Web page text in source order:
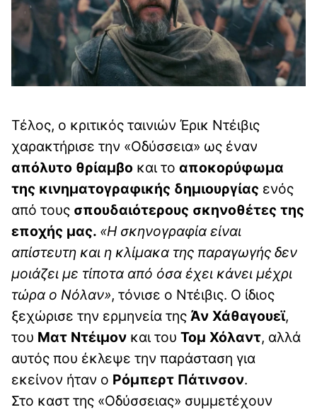
Τέλος, ο κριτικός ταινιών Έρικ Ντέιβις
χαρακτήρισε την «Οδύσσεια» ως έναν
απόλυτο θρίαμβο και το αποκορύφωμα
της κινηματογραφικής δημιουργίας ενός
από τους σπουδαιότερους σκηνοθέτες της
εποχής μας. «Η σκηνογραφία είναι
απίστευτη και η κλίμακα της παραγωγής δεν
μοιάζει με τίποτα από όσα έχει κάνει μέχρι
τώρα ο Νόλαν», τόνισε ο Ντέιβις. Ο ίδιος
ξεχώρισε την ερμηνεία της Άν Χάθαγουεϊ,
του Ματ Ντέιμον και του Τομ Χόλαντ, αλλά
αυτός που έκλεψε την παράσταση για
εκείνον ήταν ο Ρόμπερτ Πάτινσον.
Στο καστ της «Οδύσσειας» συμμετέχουν